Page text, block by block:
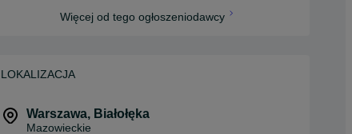
Więcej od tego ogłoszeniodawcy
LOKALIZACJA
Warszawa, Białołęka
Mazowieckie